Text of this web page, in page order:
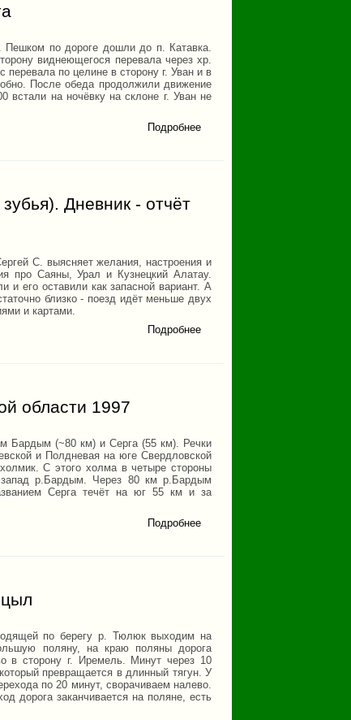
Пешком по дороге дошли до п. Катавка.
виднеющегося перевала через хр.
по целине в сторону г. Уван и в
После обеда продолжили движение
на ночёвку на склоне г. Уван не
Подробнее
Дневник - отчёт
С. выясняет желания, настроения и
про Саяны, Урал и Кузнецкий Алатау.
его оставили как запасной вариант. А
близко - поезд идёт меньше двух
и картами.
Подробнее
области 1997
Бардым (~80 км) и Серга (55 км). Речки
и Полдневая на юге Свердловской
С этого холма в четыре стороны
р.Бардым. Через 80 км р.Бардым
Серга течёт на юг 55 км и за
Подробнее
по берегу р. Тюлюк выходим на
поляну, на краю поляны дорога
в сторону г. Иремель. Минут через 10
превращается в длинный тягун. У
по 20 минут, сворачиваем налево.
дорога заканчивается на поляне, есть